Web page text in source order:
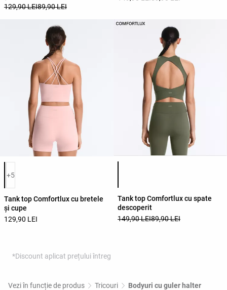
129,90 LEI89,90 LEI
Lista de culori ale produsului
+5
Tank top Comfortlux cu bretele
și cupe
129,90 LEI
Lista de culori ale produsului
Tank top Comfortlux cu spate
descoperit
149,90 LEI89,90 LEI
*Discount aplicat prețului întreg
Vezi în funcție de produs Tricouri Bodyuri cu guler halter